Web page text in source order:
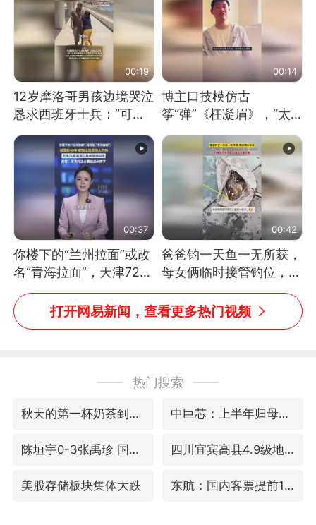
00:19
12岁摩洛哥男孩边境哭泣
恳求西班牙士兵：“可不
可以不要把我遣返回国”
00:14
博主口技模仿古
筝“弹”《枉凝眉》，“太
像了～你是吃古筝长大的
吗？”“或将成为首位考级
不带古筝的选手。”（来
源：新华每日电讯）
00:37
你楼下的“兰州拉面”或改
名“青海拉面”，天津72家
面馆已集体更换招牌
00:42
爸爸钓一天鱼一无所获，
母女俩临时接管钓位，用
玩具鱼竿钓上大鱼
打开网易新闻，查看更多热门视频
热门搜索
秋天的第一杯奶茶到底有多火 中巨芯：上半年归母净利润1405.77万元
陈垣宇0-3张禹珍 国乒男单全军覆没 四川宜宾高县4.9级地震致1死
美股存储板块集体大跌 东航：国内客票提前14天免费退改